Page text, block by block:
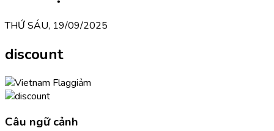
THỨ SÁU, 19/09/2025
discount
giảm
Câu ngữ cảnh